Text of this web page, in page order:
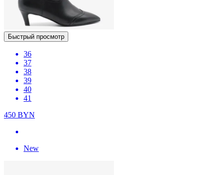
Быстрый просмотр
36
37
38
39
40
41
450 BYN
New